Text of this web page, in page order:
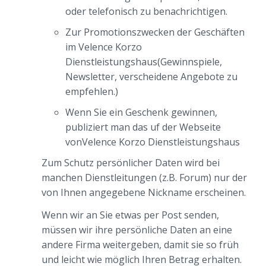
oder telefonisch zu benachrichtigen.
Zur Promotionszwecken der Geschäften
im Velence Korzo
Dienstleistungshaus(Gewinnspiele,
Newsletter, verscheidene Angebote zu
empfehlen.)
Wenn Sie ein Geschenk gewinnen,
publiziert man das uf der Webseite
vonVelence Korzo Dienstleistungshaus
Zum Schutz persönlicher Daten wird bei
manchen Dienstleitungen (z.B. Forum) nur der
von Ihnen angegebene Nickname erscheinen.
Wenn wir an Sie etwas per Post senden,
müssen wir ihre persönliche Daten an eine
andere Firma weitergeben, damit sie so früh
und leicht wie möglich Ihren Betrag erhalten.